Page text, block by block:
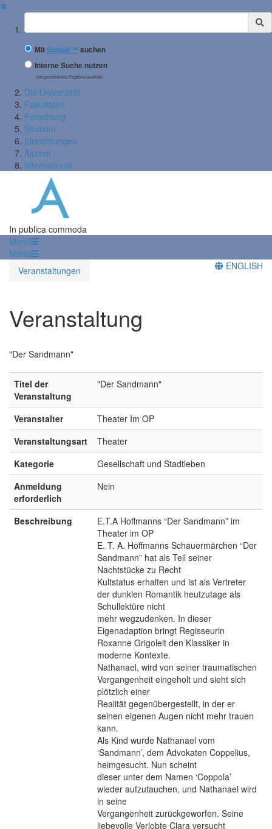
✖
Suchbegriff
MitGoogle™ suchen
Interne Suche nutzen
(eingeschränkte Ergebnisqualität)
Die Universität
Fakultäten
Forschung
Studium
Einrichtungen
Alumni
International
In publica commoda
Menü
Menü
Veranstaltungen
ENGLISH
Veranstaltung
"Der Sandmann"
Titel der
Veranstaltung
"Der Sandmann"
Veranstalter
Theater Im OP
Veranstaltungsart
Theater
Kategorie
Gesellschaft und Stadtleben
Anmeldung
erforderlich
Nein
Beschreibung
E.T.A Hoffmanns “Der Sandmann” im
Theater im OP
E. T. A. Hoffmanns Schauermärchen “Der
Sandmann” hat als Teil seiner
Nachtstücke zu Recht
Kultstatus erhalten und ist als Vertreter
der dunklen Romantik heutzutage als
Schullektüre nicht
mehr wegzudenken. In dieser
Eigenadaption bringt Regisseurin
Roxanne Grigoleit den Klassiker in
moderne Kontexte.
Nathanael, wird von seiner traumatischen
Vergangenheit eingeholt und sieht sich
plötzlich einer
Realität gegenübergestellt, in der er
seinen eigenen Augen nicht mehr trauen
kann.
Als Kind wurde Nathanael vom
‘Sandmann’, dem Advokaten Coppelius,
heimgesucht. Nun scheint
dieser unter dem Namen ‘Coppola’
wieder aufzutauchen, und Nathanael wird
in seine
Vergangenheit zurückgeworfen. Seine
liebevolle Verlobte Clara versucht